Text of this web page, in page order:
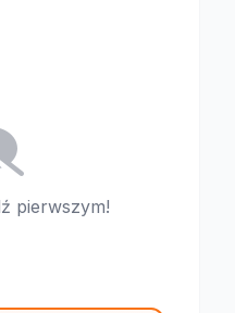
pierwszym!